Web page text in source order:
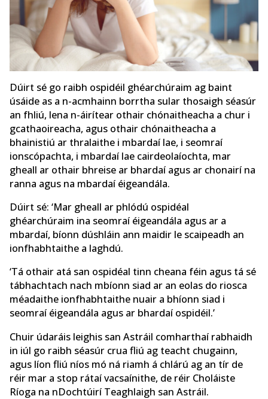
Dúirt sé go raibh ospidéil ghéarchúraim ag baint
úsáide as a n-acmhainn borrtha sular thosaigh séasúr
an fhliú, lena n-áirítear othair chónaitheacha a chur i
gcathaoireacha, agus othair chónaitheacha a
bhainistiú ar thralaithe i mbardaí lae, i seomraí
ionscópachta, i mbardaí lae cairdeolaíochta, mar
gheall ar othair bhreise ar bhardaí agus ar chonairí na
ranna agus na mbardaí éigeandála.
Dúirt sé: ‘Mar gheall ar phlódú ospidéal
ghéarchúraim ina seomraí éigeandála agus ar a
mbardaí, bíonn dúshláin ann maidir le scaipeadh an
ionfhabhtaithe a laghdú.
‘Tá othair atá san ospidéal tinn cheana féin agus tá sé
tábhachtach nach mbíonn siad ar an eolas do riosca
méadaithe ionfhabhtaithe nuair a bhíonn siad i
seomraí éigeandála agus ar bhardaí ospidéil.’
Chuir údaráis leighis san Astráil comharthaí rabhaidh
in iúl go raibh séasúr crua fliú ag teacht chugainn,
agus líon fliú níos mó ná riamh á chlárú ag an tír de
réir mar a stop rátaí vacsaínithe, de réir Choláiste
Ríoga na nDochtúirí Teaghlaigh san Astráil.